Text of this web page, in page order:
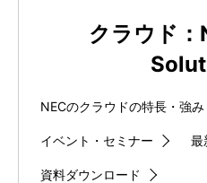
クラウド
NECのクラウドの特長・強み
イベント・セミナー 最
資料ダウンロード